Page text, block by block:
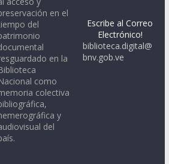
en el
del
en la
como
colectiva
y
del
Escribe al Correo
Electrónico!
biblioteca.digital@
bnv.gob.ve